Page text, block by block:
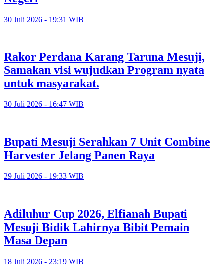
30 Juli 2026 - 19:31 WIB
Rakor Perdana Karang Taruna Mesuji,
Samakan visi wujudkan Program nyata
untuk masyarakat.
30 Juli 2026 - 16:47 WIB
Bupati Mesuji Serahkan 7 Unit Combine
Harvester Jelang Panen Raya
29 Juli 2026 - 19:33 WIB
Adiluhur Cup 2026, Elfianah Bupati
Mesuji Bidik Lahirnya Bibit Pemain
Masa Depan
18 Juli 2026 - 23:19 WIB